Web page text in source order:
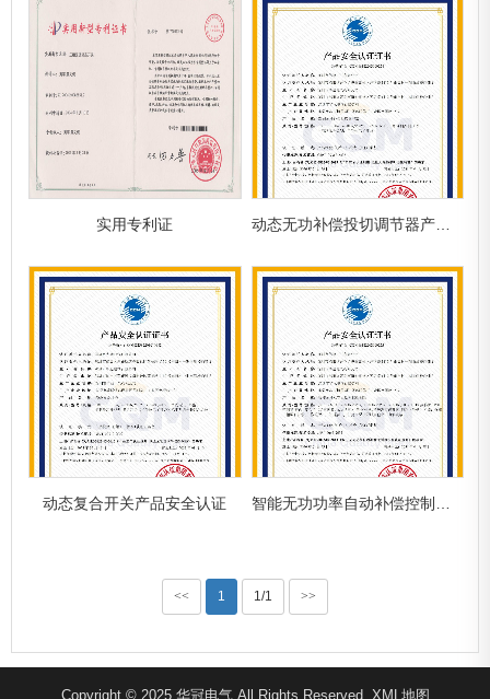
实用专利证 动态无功补偿投切调节器产品安全认证
动态复合开关产品安全认证 智能无功功率自动补偿控制器产品安全认证
<< 1 1/1 >>
Copyright © 2025 华冠电气 All Rights Reserved. XML地图